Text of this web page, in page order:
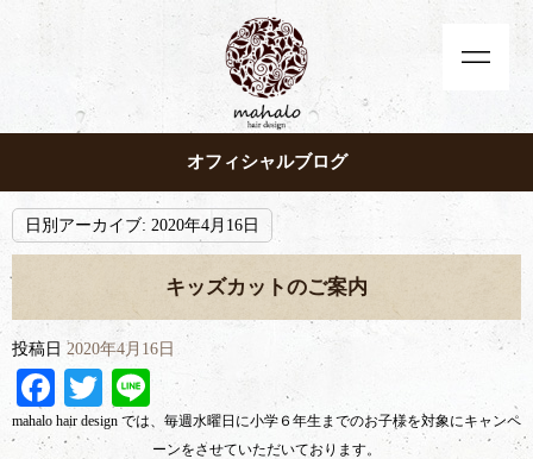
オフィシャルブログ
日別アーカイブ: 2020年4月16日
キッズカットのご案内
投稿日 2020年4月16日
Facebook
Twitter
Line
mahalo hair design では、毎週水曜日に小学６年生までのお子様を対象にキャンペ
ーンをさせていただいております。